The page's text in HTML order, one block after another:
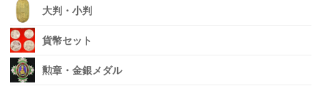
大判・小判
貨幣セット
勲章・金銀メダル